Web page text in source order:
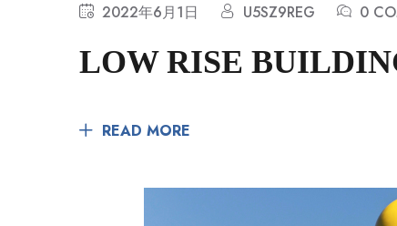
2022年6月1日 U5SZ9REG 0
LOW RISE
READ MORE